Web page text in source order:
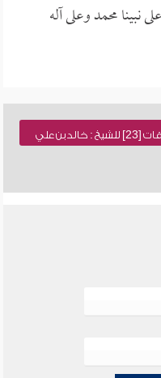
نبينا محمد وعلى آله
نسخة نصية للطباعة , شرح متن الورقات [23] للشيخ : خالد بن علي